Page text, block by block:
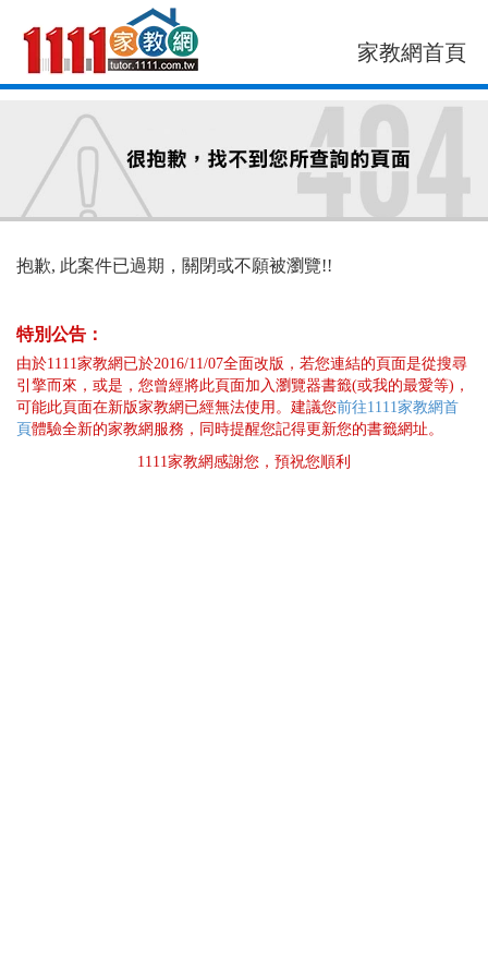
家教網首頁
找老師
找案件
抱歉, 此案件已過期，關閉或不願被瀏覽!!
特別公告：
由於1111家教網已於2016/11/07全面改版，若您連結的頁面是從搜尋
引擎而來，或是，您曾經將此頁面加入瀏覽器書籤(或我的最愛等)，
可能此頁面在新版家教網已經無法使用。建議您前往1111家教網首
頁體驗全新的家教網服務，同時提醒您記得更新您的書籤網址。
1111家教網感謝您，預祝您順利